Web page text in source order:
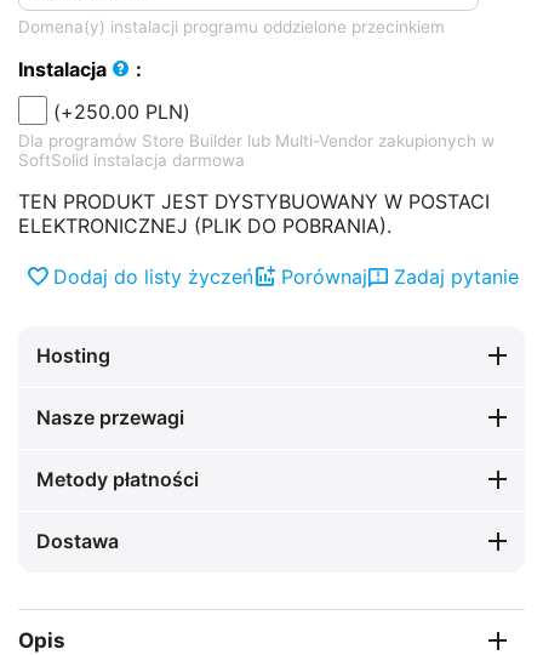
Domena(y) instalacji programu oddzielone przecinkiem
Instalacja
:
(+250.00 PLN)
Dla programów Store Builder lub Multi-Vendor zakupionych w
SoftSolid instalacja darmowa
TEN PRODUKT JEST DYSTYBUOWANY W POSTACI
ELEKTRONICZNEJ (PLIK DO POBRANIA).
Dodaj do listy życzeń Porównaj Zadaj pytanie
Hosting
Nasze przewagi
Metody płatności
Dostawa
Opis